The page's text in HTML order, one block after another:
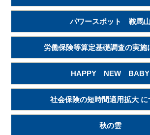
パワースポット 鞍馬山
労働保険等算定基礎調査の実施
HAPPY NEW BABY
社会保険の短時間適用拡大 に
秋の雲